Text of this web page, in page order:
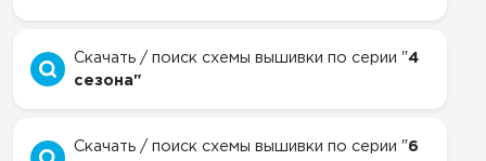
Скачать / поиск схемы вышивки по серии "4
сезона"
Скачать / поиск схемы вышивки по серии "6